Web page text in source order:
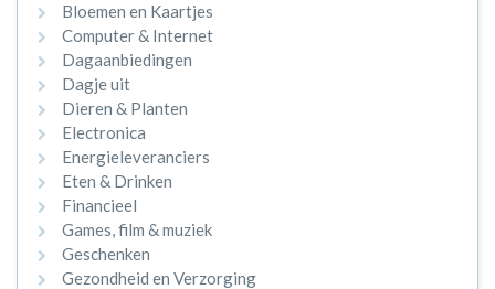
Bloemen en Kaartjes
Computer & Internet
Dagaanbiedingen
Dagje uit
Dieren & Planten
Electronica
Energieleveranciers
Eten & Drinken
Financieel
Games, film & muziek
Geschenken
Gezondheid en Verzorging